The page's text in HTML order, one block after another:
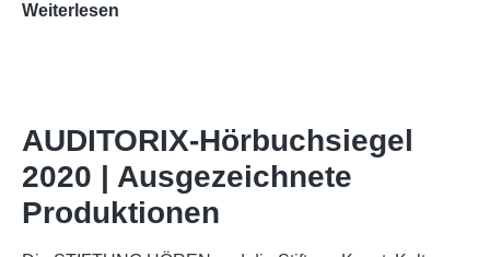
Weiterlesen
Funkhaus
Köln
AUDITORIX-Hörbuchsiegel
2020 | Ausgezeichnete
Produktionen